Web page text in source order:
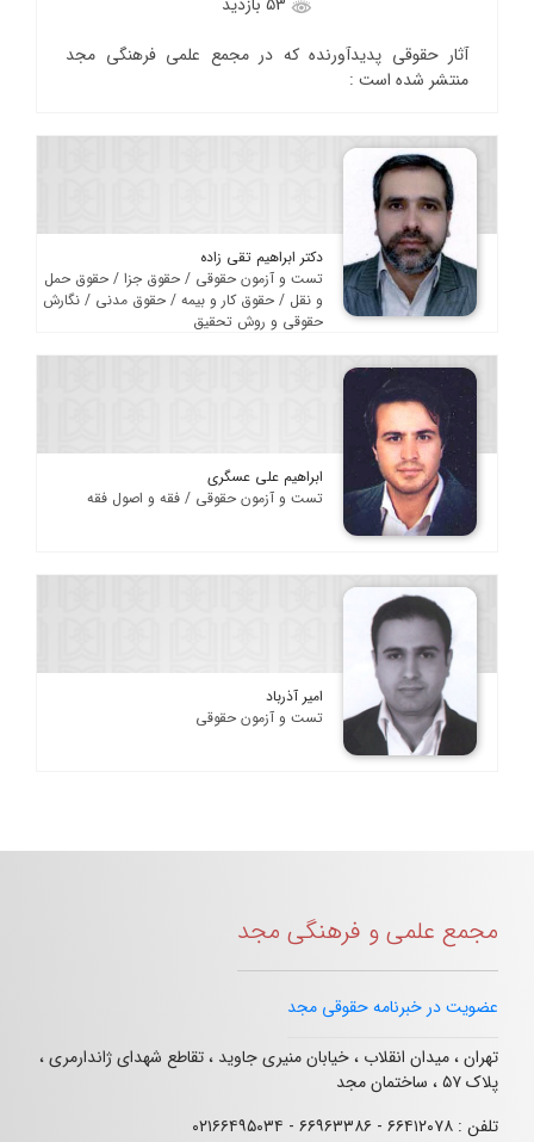
آثار حقوقی پدیدآورنده که در مجمع علمی فرهنگی مجد
منتشر شده است :
دکتر ابراهیم تقی زاده
تست و آزمون حقوقی / حقوق جزا / حقوق حمل
و نقل / حقوق کار و بیمه / حقوق مدنی / نگارش
حقوقی و روش تحقیق
ابراهیم علی عسگری
تست و آزمون حقوقی / فقه و اصول فقه
امیر آذرباد
تست و آزمون حقوقی
مجمع علمی و فرهنگی مجد
عضویت در خبرنامه حقوقی مجد
تهران ، میدان انقلاب ، خیابان منیری جاوید ، تقاطع شهدای ژاندارمری ،
پلاک ۵۷ ، ساختمان مجد
تلفن : ۶۶۴۱۲۰۷۸ - ۶۶۹۶۳۳۸۶ - ۰۲۱۶۶۴۹۵۰۳۴